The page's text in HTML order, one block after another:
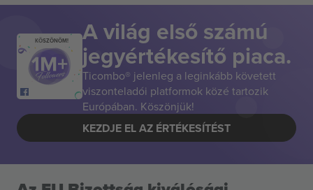
KÖSZÖNÖM! A világ első számú
jegyértékesítő piaca.
Ticombo® jelenleg a leginkább követett
viszonteladói platformok közé tartozik
Európában. Köszönjük!
KEZDJE EL AZ ÉRTÉKESÍTÉST